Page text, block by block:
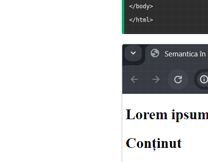
</body>
</html>